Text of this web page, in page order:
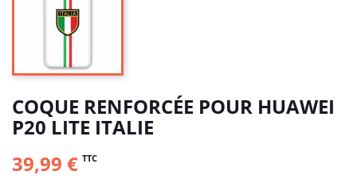
COQUE RENFORCÉE POUR HUAWEI
P20 LITE ITALIE
39,99 € TTC